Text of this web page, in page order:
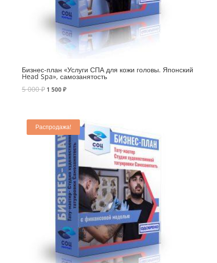
Бизнес-план «Услуги СПА для кожи головы. Японский
Head Spa», самозанятость
5 000₽ 1 500₽
Распродажа!